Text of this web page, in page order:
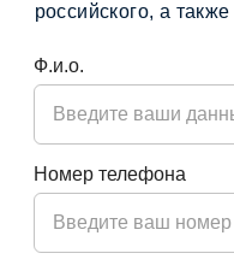
российского, а
Ф.и.о.
Номер телефона